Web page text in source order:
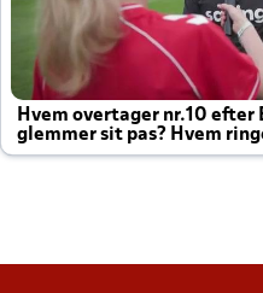
Hvem overtager nr.10 efter
glemmer sit pas? Hvem
altid til efter kampe?